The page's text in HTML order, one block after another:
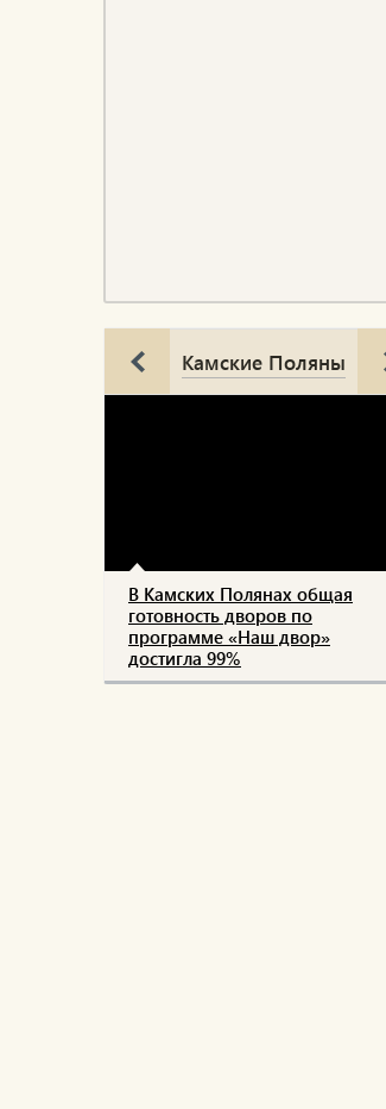
Камские Поляны
В Камских Полянах общая
готовность дворов по
программе «Наш двор»
достигла 99%